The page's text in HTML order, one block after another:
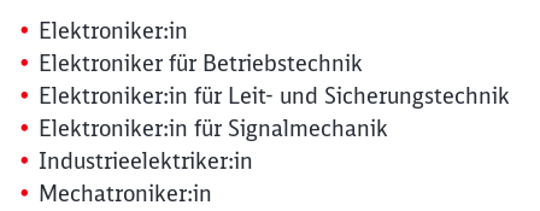
Elektroniker:in
Elektroniker für Betriebstechnik
Elektroniker:in für Leit- und Sicherungstechnik
Elektroniker:in für Signalmechanik
Industrieelektriker:in
Mechatroniker:in